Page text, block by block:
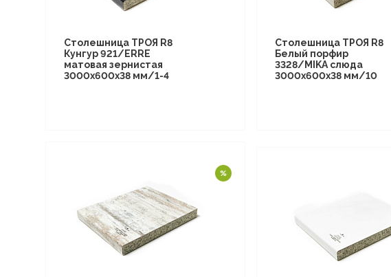
Столешница ТРОЯ R8
Кунгур 921/ERRE
матовая зернистая
3000х600х38 мм/1-4
Столешница ТРОЯ R8
Белый порфир
3328/MIKA слюда
3000х600х38 мм/10